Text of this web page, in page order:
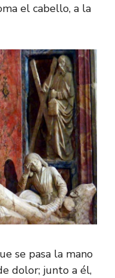
el cabello, a la
se pasa la mano
dolor; junto a él,